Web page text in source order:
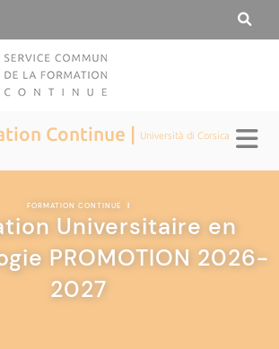
Continue | Università di Corsica
FORMATION CONTINUE |
Universitaire en
PROMOTION 2026-
2027